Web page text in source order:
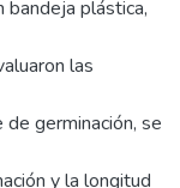
bandeja plástica,
las
germinación, se
y la longitud